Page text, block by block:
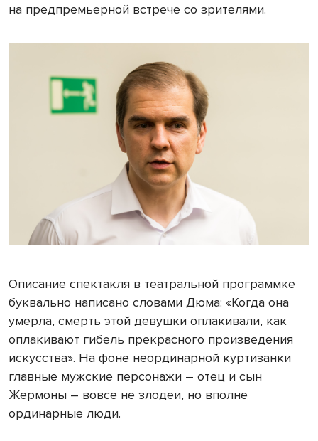
на предпремьерной встрече со зрителями.
Описание спектакля в театральной программке
буквально написано словами Дюма: «Когда она
умерла, смерть этой девушки оплакивали, как
оплакивают гибель прекрасного произведения
искусства». На фоне неординарной куртизанки
главные мужские персонажи – отец и сын
Жермоны – вовсе не злодеи, но вполне
ординарные люди.